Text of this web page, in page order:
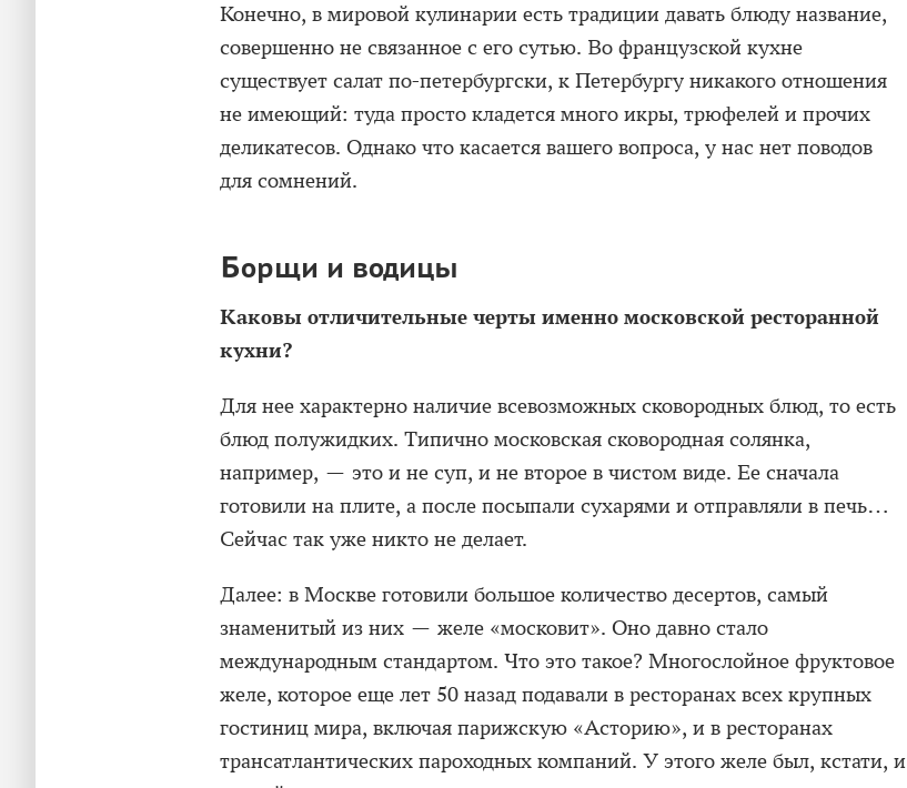
Конечно, в мировой кулинарии есть традиции давать блюду название,
совершенно не связанное с его сутью. Во французской кухне
существует салат по-петербургски, к Петербургу никакого отношения
не имеющий: туда просто кладется много икры, трюфелей и прочих
деликатесов. Однако что касается вашего вопроса, у нас нет поводов
для сомнений.
Борщи и водицы
Каковы отличительные черты именно московской ресторанной
кухни?
Для нее характерно наличие всевозможных сковородных блюд, то есть
блюд полужидких. Типично московская сковородная солянка,
например, — это и не суп, и не второе в чистом виде. Ее сначала
готовили на плите, а после посыпали сухарями и отправляли в печь…
Сейчас так уже никто не делает.
Далее: в Москве готовили большое количество десертов, самый
знаменитый из них — желе «московит». Оно давно стало
международным стандартом. Что это такое? Многослойное фруктовое
желе, которое еще лет 50 назад подавали в ресторанах всех крупных
гостиниц мира, включая парижскую «Асторию», и в ресторанах
трансатлантических пароходных компаний. У этого желе был, кстати, и